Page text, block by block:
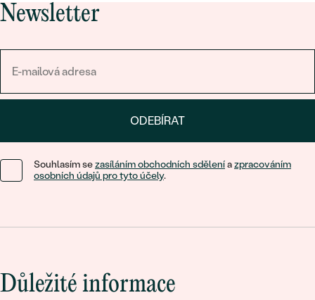
Newsletter
ODEBÍRAT
Souhlasím sezasíláním obchodních sděleníazpracováním
osobních údajů pro tyto účely.
Důležité informace